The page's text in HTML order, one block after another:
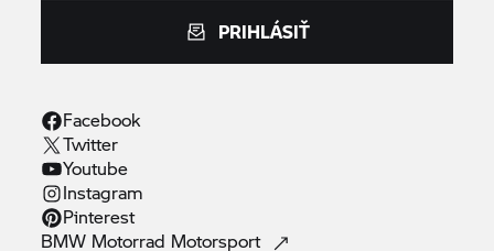
PRIHLÁSIŤ
Facebook
Twitter
Youtube
Instagram
Pinterest
BMW Motorrad Motorsport